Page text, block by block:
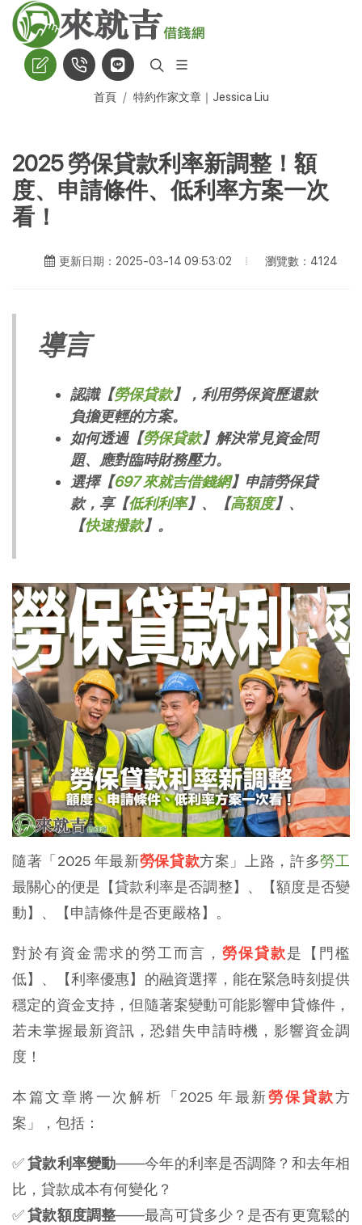
首頁 特約作家文章｜Jessica Liu
2025 勞保貸款利率新調整！額
度、申請條件、低利率方案一次
看！
更新日期：2025-03-14 09:53:02 瀏覽數：4124
導言
認識【勞保貸款】，利用勞保資歷還款
負擔更輕的方案。
如何透過【勞保貸款】解決常見資金問
題、應對臨時財務壓力。
選擇【697 來就吉借錢網】申請勞保貸
款，享【低利利率】、【高額度】、
【快速撥款】。
隨著「2025 年最新勞保貸款方案」上路，許多勞工
最關心的便是【貸款利率是否調整】、【額度是否變
動】、【申請條件是否更嚴格】。
對於有資金需求的勞工而言， 勞保貸款是【門檻
低】、【利率優惠】的融資選擇，能在緊急時刻提供
穩定的資金支持，但隨著案變動可能影響申貸條件，
若未掌握最新資訊，恐錯失申請時機，影響資金調
度！
本篇文章將一次解析「2025 年最新勞保貸款方
案」，包括：
✅貸款利率變動——今年的利率是否調降？和去年相
比，貸款成本有何變化？
✅貸款額度調整——最高可貸多少？是否有更寬鬆的